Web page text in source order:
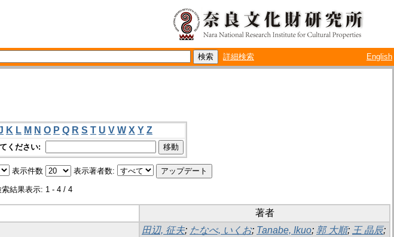
詳細検索 English
K L M N O P Q R S T U V W X Y Z
ください:
表示件数 表示著者数:
索結果表示: 1 - 4 / 4
著者
田辺, 征夫; たなべ, いくお; Tanabe, Ikuo; 郭 大順; 王 晶辰;